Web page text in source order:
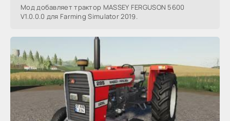
Мод добавляет трактор MASSEY FERGUSON 5600
V1.0.0.0 для Farming Simulator 2019.